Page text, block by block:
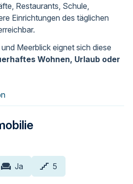
Restaurants, Schule,
Einrichtungen des täglichen
Meerblick eignet sich diese
Wohnen, Urlaub oder
Ja 5